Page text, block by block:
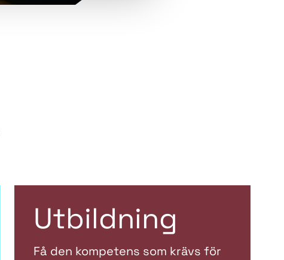
Utbildning
Få den kompetens som krävs för